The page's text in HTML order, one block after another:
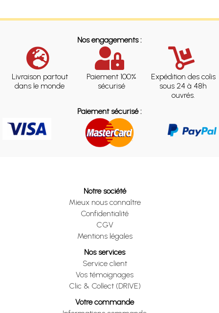
Nos engagements :
Livraison partout
dans le monde
Paiement 100%
sécurisé
Expédition des colis
sous 24 à 48h
ouvrés.
Paiement sécurisé :
Notre société
Mieux nous connaître
Confidentialité
CGV
Mentions légales
Nos services
Service client
Vos témoignages
Clic & Collect (DRIVE)
Votre commande